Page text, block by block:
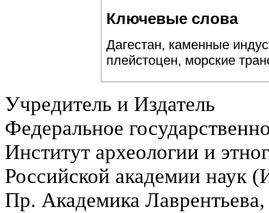
Ключевые слова
Дагестан, каменные
плейстоцен, морские
Учредитель и Издатель
Федеральное
Институт археологии и
Российской академии
Пр. Академика